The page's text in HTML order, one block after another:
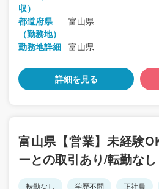
収）
都道府県
（勤務地）
富山県
勤務地詳細 富山県
詳細を見る
富山県【営業】未経験
ーとの取引あり/転勤なし
転勤なし 学歴不問 正社員